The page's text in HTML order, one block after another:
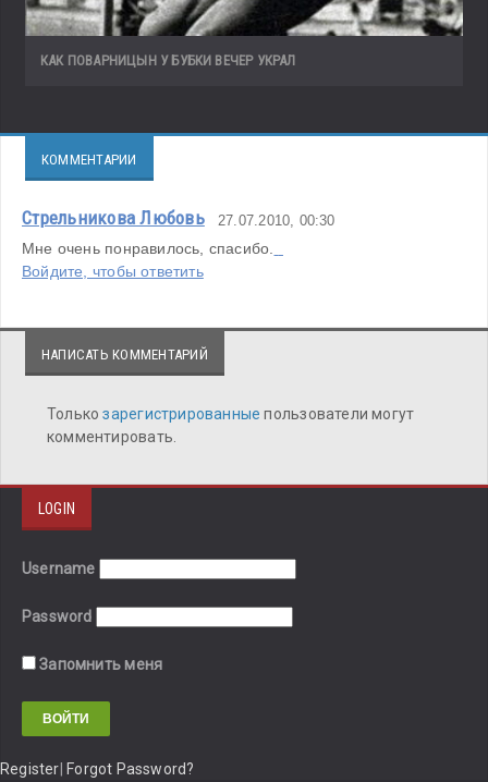
КАК ПОВАРНИЦЫН У БУБКИ ВЕЧЕР УКРАЛ
КОММЕНТАРИИ
Стрельникова Любовь 27.07.2010, 00:30
Мне очень понравилось, спасибо.
Войдите, чтобы ответить
НАПИСАТЬ КОММЕНТАРИЙ
Толькозарегистрированныепользователи могут
комментировать.
LOGIN
Username
Password
Запомнить меня
Register Forgot Password?